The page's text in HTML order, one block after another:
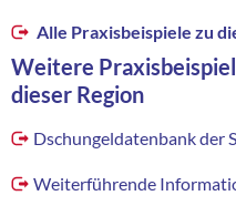
Alle Praxisbeispiele zu
Weitere
dieser Region
Dschungeldatenbank der
Weiterführende